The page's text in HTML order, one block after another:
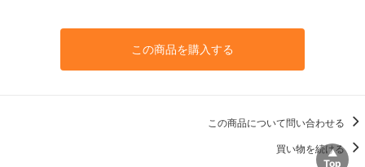
この商品を購入する
この商品について問い合わせる
買い物を続ける